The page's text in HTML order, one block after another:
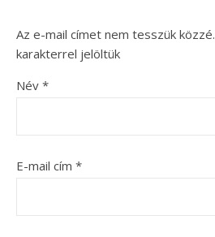
Az e-mail címet nem tesszük közzé.
karakterrel jelöltük
Név *
E-mail cím *